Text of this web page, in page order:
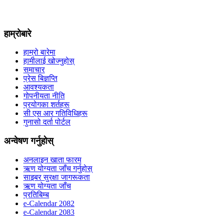
हाम्रोबारे
हाम्रो बारेमा
हामीलाई खोज्नुहोस्
समाचार
प्रेस बिज्ञप्ति
आवश्यकता
गोपनीयता नीति
प्रयोगका शर्तहरू
सी एस आर गतिविधिहरू
गुनासो दर्ता पोर्टल
अन्वेषण गर्नुहोस्
अनलाइन खाता फारम
ऋण योग्यता जाँच गर्नुहोस्
साइबर सुरक्षा जागरूकता
ऋण योग्यता जाँच
प्रतिबिम्ब
e-Calendar 2082
e-Calendar 2083